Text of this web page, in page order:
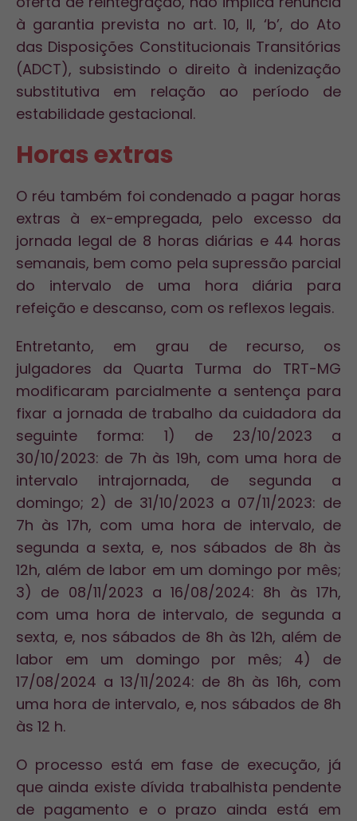
à garantia prevista no art. 10, II, ‘b’, do Ato
das Disposições Constitucionais Transitórias
(ADCT), subsistindo o direito à indenização
substitutiva em relação ao período de
estabilidade gestacional.
Horas extras
O réu também foi condenado a pagar horas
extras à ex-empregada, pelo excesso da
jornada legal de 8 horas diárias e 44 horas
semanais, bem como pela supressão parcial
do intervalo de uma hora diária para
refeição e descanso, com os reflexos legais.
Entretanto, em grau de recurso, os
julgadores da Quarta Turma do TRT-MG
modificaram parcialmente a sentença para
fixar a jornada de trabalho da cuidadora da
seguinte forma: 1) de 23/10/2023 a
30/10/2023: de 7h às 19h, com uma hora de
intervalo intrajornada, de segunda a
domingo; 2) de 31/10/2023 a 07/11/2023: de
7h às 17h, com uma hora de intervalo, de
segunda a sexta, e, nos sábados de 8h às
12h, além de labor em um domingo por mês;
3) de 08/11/2023 a 16/08/2024: 8h às 17h,
com uma hora de intervalo, de segunda a
sexta, e, nos sábados de 8h às 12h, além de
labor em um domingo por mês; 4) de
17/08/2024 a 13/11/2024: de 8h às 16h, com
uma hora de intervalo, e, nos sábados de 8h
às 12 h.
O processo está em fase de execução, já
que ainda existe dívida trabalhista pendente
de pagamento e o prazo ainda está em